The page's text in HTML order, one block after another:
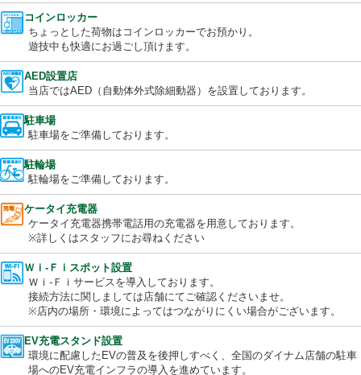
キレイな空気の中で快適遊技。
花粉などを抑制し、「健康対策」を体現する設備。
当店はキレイな空気を提供します。
コインロッカー
ちょっとした荷物はコインロッカーでお預かり。
遊技中も快適にお過ごし頂けます。
AED設置店
当店ではAED（自動体外式除細動器）を設置しております。
駐車場
駐車場をご準備しております。
駐輪場
駐輪場をご準備しております。
ケータイ充電器
ケータイ充電器携帯電話用の充電器を用意しております。
※詳しくはスタッフにお尋ねください
Ｗｉ-Ｆｉスポット設置
Ｗｉ-Ｆｉサービスを導入しております。
接続方法に関しましては店舗にてご確認くださいませ。